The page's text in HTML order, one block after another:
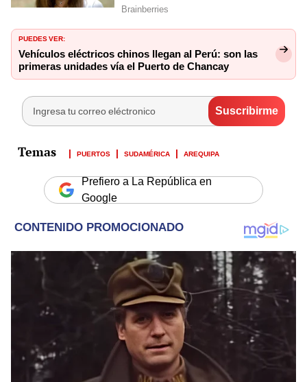
PUEDES VER:
Vehículos eléctricos chinos llegan al Perú: son las
primeras unidades vía el Puerto de Chancay
PUERTOS SUDAMÉRICA AREQUIPA
Prefiero a La República en
Google